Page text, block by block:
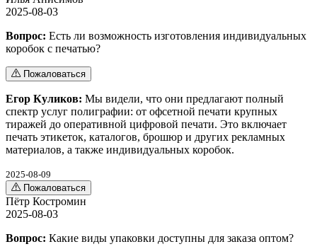
2025-08-03
Вопрос: Есть ли возможность изготовления индивидуальных
коробок с печатью?
Пожаловаться
Егор Куликов: Мы видели, что они предлагают полный
спектр услуг полиграфии: от офсетной печати крупных
тиражей до оперативной цифровой печати. Это включает
печать этикеток, каталогов, брошюр и других рекламных
материалов, а также индивидуальных коробок.
2025-08-09
Пожаловаться
Пётр Костромин
2025-08-03
Вопрос: Какие виды упаковки доступны для заказа оптом?